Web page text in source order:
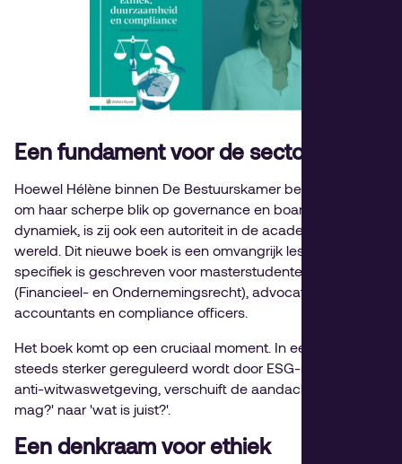
Een fundament voor de sector
Hoewel Hélène binnen De Bestuurskamer bekend staat
om haar scherpe blik op governance en boardroom-
dynamiek, is zij ook een autoriteit in de academische
wereld. Dit nieuwe boek is een omvangrijk lesboek dat
specifiek is geschreven voor masterstudenten
(Financieel- en Ondernemingsrecht), advocaten,
accountants en compliance officers.
Het boek komt op een cruciaal moment. In een sector die
steeds sterker gereguleerd wordt door ESG-normen en
anti-witwaswetgeving, verschuift de aandacht van 'wat
mag?' naar 'wat is juist?'.
Een denkraam voor ethiek